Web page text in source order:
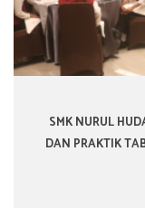
SMK NURUL
DAN PRAKTIK